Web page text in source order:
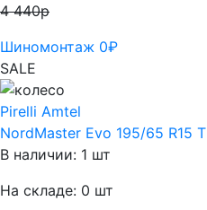
4 440р
Шиномонтаж 0₽
SALE
Pirelli Amtel
NordMaster Evo 195/65 R15 T
В наличии: 1 шт
На складе: 0 шт